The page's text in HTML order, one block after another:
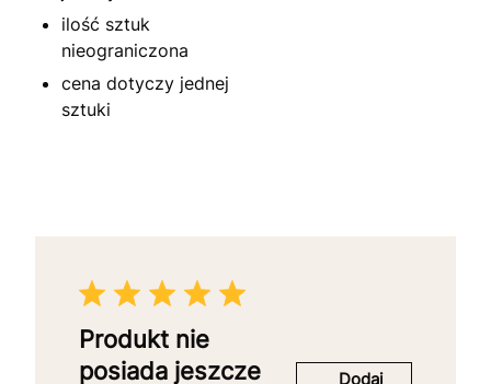
ilość sztuk
nieograniczona
cena dotyczy jednej
sztuki
Produkt nie
posiada jeszcze
Dodaj